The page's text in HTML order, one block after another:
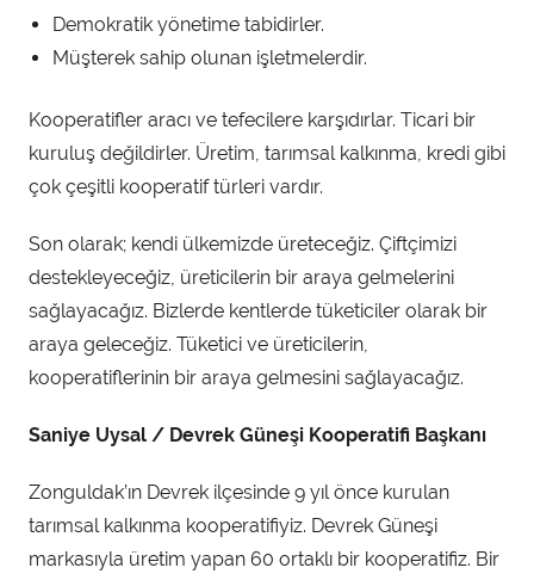
Demokratik yönetime tabidirler.
Müşterek sahip olunan işletmelerdir.
Kooperatifler aracı ve tefecilere karşıdırlar. Ticari bir
kuruluş değildirler. Üretim, tarımsal kalkınma, kredi gibi
çok çeşitli kooperatif türleri vardır.
Son olarak; kendi ülkemizde üreteceğiz. Çiftçimizi
destekleyeceğiz, üreticilerin bir araya gelmelerini
sağlayacağız. Bizlerde kentlerde tüketiciler olarak bir
araya geleceğiz. Tüketici ve üreticilerin,
kooperatiflerinin bir araya gelmesini sağlayacağız.
Saniye Uysal / Devrek Güneşi Kooperatifi Başkanı
Zonguldak’ın Devrek ilçesinde 9 yıl önce kurulan
tarımsal kalkınma kooperatifiyiz. Devrek Güneşi
markasıyla üretim yapan 60 ortaklı bir kooperatifiz. Bir